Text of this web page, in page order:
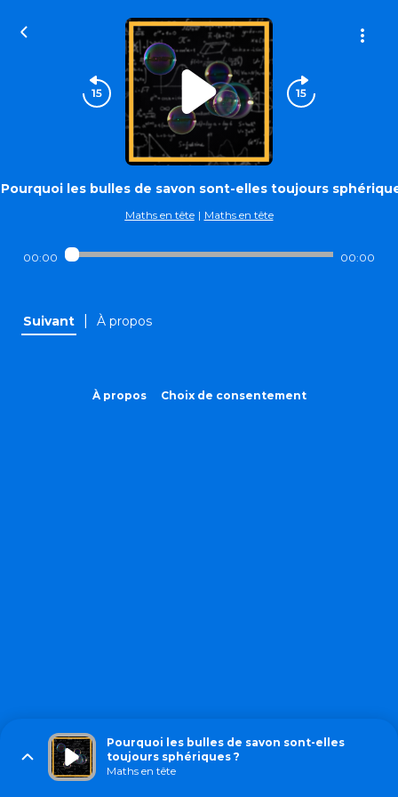
Pourquoi les bulles de savon sont-elles toujours
Maths en tête | Maths en tête
00:00 00:00
Suivant À propos
À propos Choix de consentement
Pourquoi les bulles de savon sont-elles
toujours sphériques ?
Maths en tête